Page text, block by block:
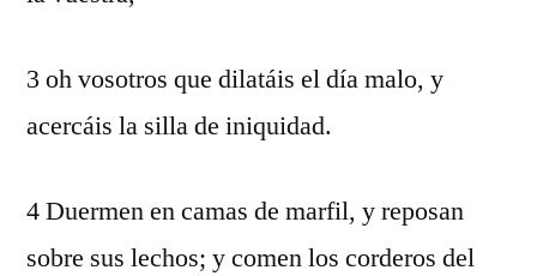
3 oh vosotros que dilatáis el día malo, y
acercáis la silla de iniquidad.
4 Duermen en camas de marfil, y reposan
sobre sus lechos; y comen los corderos del